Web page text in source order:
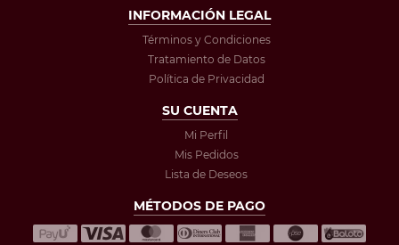
INFORMACIÓN LEGAL
Términos y Condiciones
Tratamiento de Datos
Política de Privacidad
SU CUENTA
Mi Perfil
Mis Pedidos
Lista de Deseos
MÉTODOS DE PAGO